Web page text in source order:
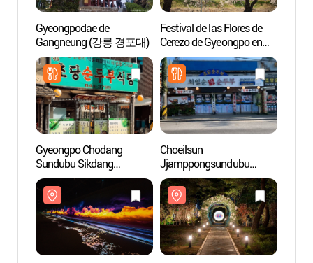
Gyeongpodae de
Gangneung (강릉 경포대)
Festival de las Flores de
Cerezo de Gyeongpo en
Gangneung (강릉
경포벚꽃축제)
Gyeongpo Chodang
Sundubu Sikdang
(경포초당순두부식당)
Choeilsun
Jjamppongsundubu
(최일순짬뽕순두부)